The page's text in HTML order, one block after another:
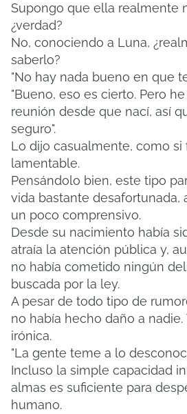
Supongo que ella realmente
¿verdad?
No, conociendo a Luna,
saberlo?
"No hay nada bueno en que
"Bueno, eso es cierto. Pero
reunión desde que nací, así
seguro".
Lo dijo casualmente, como si
lamentable.
Pensándolo bien, este tipo
vida bastante desafortunada,
un poco comprensivo.
Desde su nacimiento había
atraía la atención pública y,
no había cometido ningún
buscada por la ley.
A pesar de todo tipo de
no había hecho daño a nadie.
irónica.
"La gente teme a lo
Incluso la simple capacidad
almas es suficiente para
humano.